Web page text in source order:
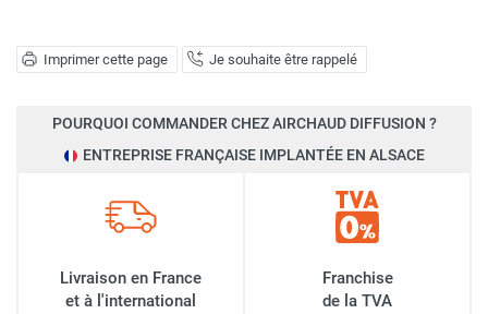
Imprimer cette page Je souhaite être rappelé
POURQUOI COMMANDER CHEZ AIRCHAUD DIFFUSION ?
ENTREPRISE FRANÇAISE IMPLANTÉE EN ALSACE
Livraison en France
et à l'international
Franchise
de la TVA